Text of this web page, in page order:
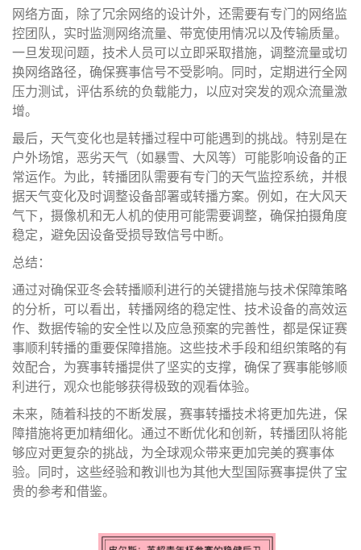
网络方面，除了冗余网络的设计外，还需要有专门的网络监
控团队，实时监测网络流量、带宽使用情况以及传输质量。
一旦发现问题，技术人员可以立即采取措施，调整流量或切
换网络路径，确保赛事信号不受影响。同时，定期进行全网
压力测试，评估系统的负载能力，以应对突发的观众流量激
增。
最后，天气变化也是转播过程中可能遇到的挑战。特别是在
户外场馆，恶劣天气（如暴雪、大风等）可能影响设备的正
常运作。为此，转播团队需要有专门的天气监控系统，并根
据天气变化及时调整设备部署或转播方案。例如，在大风天
气下，摄像机和无人机的使用可能需要调整，确保拍摄角度
稳定，避免因设备受损导致信号中断。
总结：
通过对确保亚冬会转播顺利进行的关键措施与技术保障策略
的分析，可以看出，转播网络的稳定性、技术设备的高效运
作、数据传输的安全性以及应急预案的完善性，都是保证赛
事顺利转播的重要保障措施。这些技术手段和组织策略的有
效配合，为赛事转播提供了坚实的支撑，确保了赛事能够顺
利进行，观众也能够获得极致的观看体验。
未来，随着科技的不断发展，赛事转播技术将更加先进，保
障措施将更加精细化。通过不断优化和创新，转播团队将能
够应对更复杂的挑战，为全球观众带来更加完美的赛事体
验。同时，这些经验和教训也为其他大型国际赛事提供了宝
贵的参考和借鉴。